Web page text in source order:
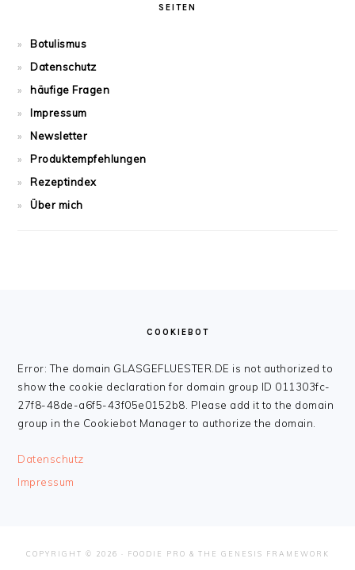
SEITEN
Botulismus
Datenschutz
häufige Fragen
Impressum
Newsletter
Produktempfehlungen
Rezeptindex
Über mich
COOKIEBOT
Error: The domain GLASGEFLUESTER.DE is not authorized to
show the cookie declaration for domain group ID 011303fc-
27f8-48de-a6f5-43f05e0152b8. Please add it to the domain
group in the Cookiebot Manager to authorize the domain.
Datenschutz
Impressum
COPYRIGHT © 2026 · FOODIE PRO & THE GENESIS FRAMEWORK